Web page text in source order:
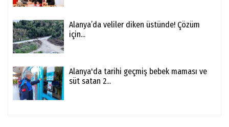
Alanya’da veliler diken üstünde! Çözüm
için...
Alanya'da tarihi geçmiş bebek maması ve
süt satan 2...